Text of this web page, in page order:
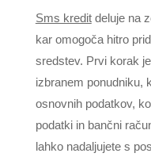
Sms kreditdeluje na
kar omogoča hitro
sredstev. Prvi korak
izbranem ponudniku,
osnovnih podatkov,
podatki in bančni
lahko nadaljujete s